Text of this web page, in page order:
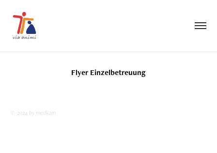
Flyer Einzelbetreuung
© 2024 by medkam